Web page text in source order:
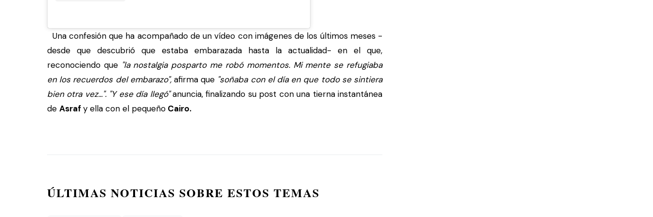
Una confesión que ha acompañado de un vídeo con imágenes de los últimos meses -
desde que descubrió que estaba embarazada hasta la actualidad- en el que,
reconociendo que "la nostalgia posparto me robó momentos. Mi mente se refugiaba
en los recuerdos del embarazo", afirma que "soñaba con el día en que todo se sintiera
bien otra vez...". "Y ese día llegó"anuncia, finalizando su post con una tierna instantánea
de Asraf y ella con el pequeño Cairo.
ÚLTIMAS NOTICIAS SOBRE ESTOS TEMAS